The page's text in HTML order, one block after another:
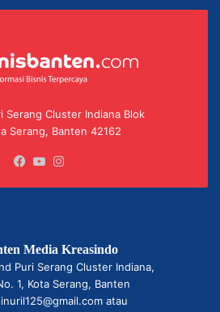
Serang Cluster Indiana Blok
Serang, Banten 42162
Facebook
YouTube
Media Kreasindo
Puri Serang Cluster Indiana,
1, Kota Serang, Banten
atau